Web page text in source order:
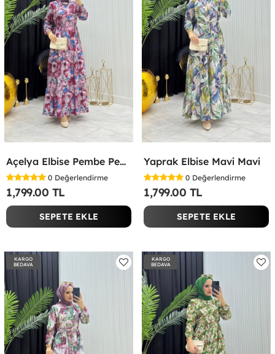
Açelya Elbise Pembe Pembe
0 Değerlendirme
1,799.00 TL
SEPETE EKLE
Yaprak Elbise Mavi Mavi
0 Değerlendirme
1,799.00 TL
SEPETE EKLE
KARGO
BEDAVA
KARGO
BEDAVA